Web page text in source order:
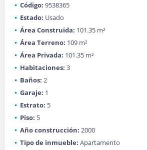
Código: 9538365
Estado: Usado
Área Construida: 101.35 m²
Área Terreno: 109 m²
Área Privada: 101.35 m²
Habitaciones: 3
Baños: 2
Garaje: 1
Estrato: 5
Piso: 5
Año construcción: 2000
Tipo de inmueble: Apartamento